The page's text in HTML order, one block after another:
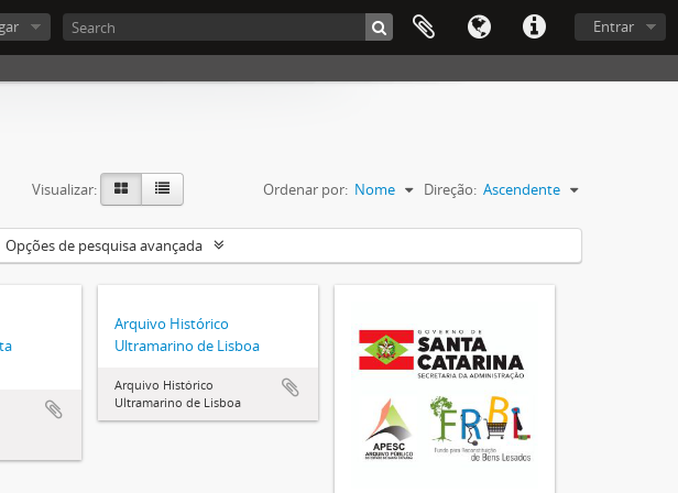
Entrar
Visualizar: Ordenar por: Nome Direção: Ascendente
Opções de pesquisa avançada
Arquivo Histórico
Ultramarino de Lisboa
Arquivo Histórico
Ultramarino de Lisboa